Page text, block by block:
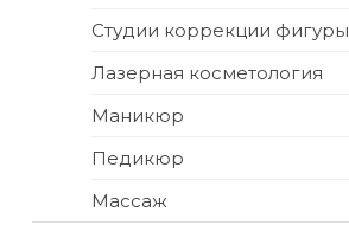
Студии коррекции фигуры
Лазерная косметология
Маникюр
Педикюр
Массаж